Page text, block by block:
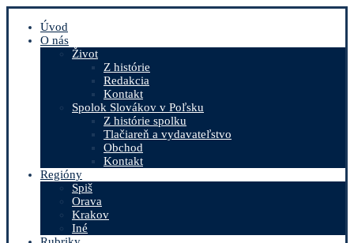
Úvod
O nás
Život
Z histórie
Redakcia
Kontakt
Spolok Slovákov v Poľsku
Z histórie spolku
Tlačiareň a vydavateľstvo
Obchod
Kontakt
Regióny
Spiš
Orava
Krakov
Iné